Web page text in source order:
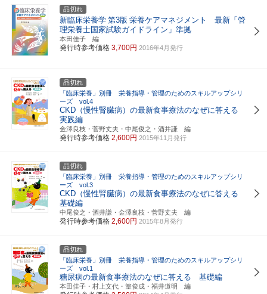
品切れ
新臨床栄養学 第3版 栄養ケアマネジメント 最新「管
理栄養士国家試験ガイドライン」準拠
本田佳子 編
発行時参考価格 3,700円 2016年4月発行
品切れ
「臨床栄養」別冊 栄養指導・管理のためのスキルアップシリ
ーズ vol.4
CKD（慢性腎臓病）の最新食事療法のなぜに答える
実践編
金澤良枝・菅野丈夫・中尾俊之・酒井謙 編
発行時参考価格 2,600円 2015年11月発行
品切れ
「臨床栄養」別冊 栄養指導・管理のためのスキルアップシリ
ーズ vol.3
CKD（慢性腎臓病）の最新食事療法のなぜに答える
基礎編
中尾俊之・酒井謙・金澤良枝・菅野丈夫 編
発行時参考価格 2,600円 2015年8月発行
品切れ
「臨床栄養」別冊 栄養指導・管理のためのスキルアップシリ
ーズ vol.1
糖尿病の最新食事療法のなぜに答える 基礎編
本田佳子・村上文代・篁俊成・福井道明 編